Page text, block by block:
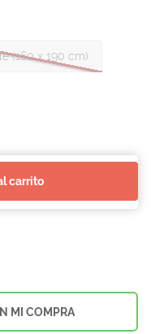
(160 x 190 cm)
carrito
MI COMPRA